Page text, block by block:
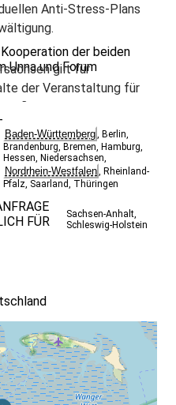
Anti-Stress-Plans
gilt für
der Veranstaltung für
Tätigkeit
die die Inhalte der
Ausübung ihrer
Tätigkeit
gilt diese
der beiden
Unna und Forum
Baden-Württemberg, Berlin,
Brandenburg, Bremen, Hamburg,
Hessen, Niedersachsen,
Nordrhein-Westfalen, Rheinland-
Pfalz, Saarland, Thüringen
FÜR
Sachsen-Anhalt,
Schleswig-Holstein